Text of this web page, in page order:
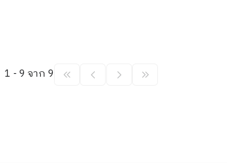
1 - 9 จาก 9